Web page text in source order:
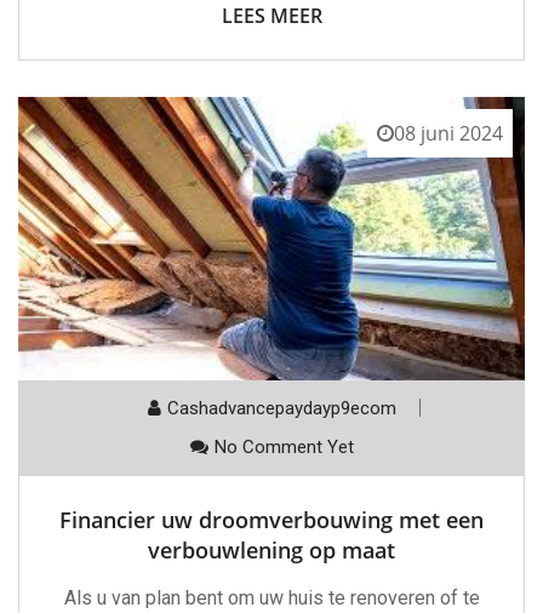
LEES MEER
08 juni 2024
Cashadvancepaydayp9ecom
No Comment Yet
Financier uw droomverbouwing met een
verbouwlening op maat
Als u van plan bent om uw huis te renoveren of te